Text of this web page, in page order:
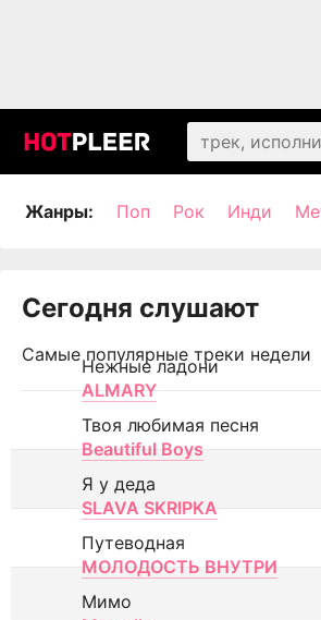
Жанры: Поп Рок Инди
Сегодня слушают
Самые популярные треки недели
Нежные ладони
ALMARY
Твоя любимая песня
Beautiful Boys
Я у деда
SLAVA SKRIPKA
Путеводная
МОЛОДОСТЬ ВНУТРИ
Мимо